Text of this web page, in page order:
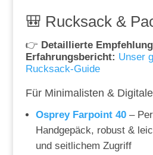
🎒 Rucksack &
👉 Detaillierte
Erfahrungsbericht: Unser
Rucksack-Guide
Für Minimalisten &
Osprey Farpoint 40–
Handgepäck, robust &
und seitlichem Zugriff